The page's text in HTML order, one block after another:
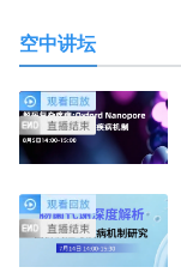
空中讲坛